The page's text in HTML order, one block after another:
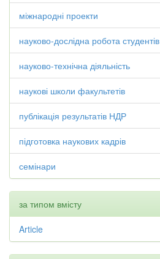
міжнародні проекти
науково-дослідна робота студентів
науково-технічна діяльність
наукові школи факультетів
публікація результатів НДР
підготовка наукових кадрів
семінари
за типом вмісту
Article